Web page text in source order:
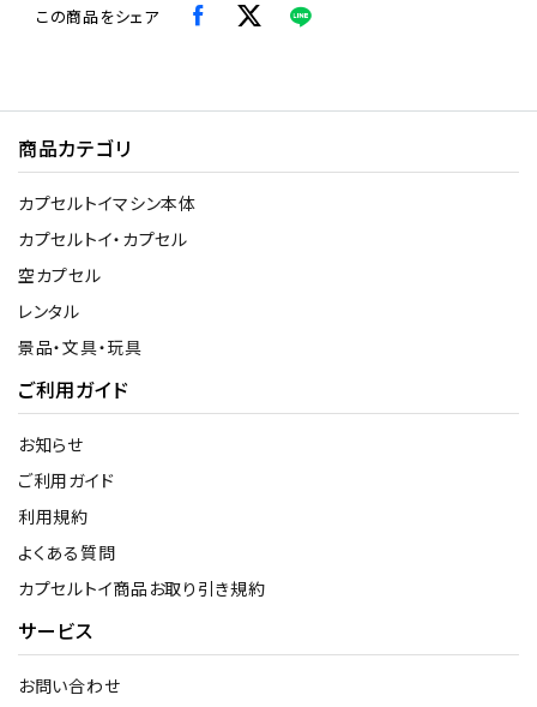
この商品をシェア
商品カテゴリ
カプセルトイマシン本体
カプセルトイ・カプセル
空カプセル
レンタル
景品・文具・玩具
ご利用ガイド
お知らせ
ご利用ガイド
利用規約
よくある質問
カプセルトイ商品お取り引き規約
サービス
お問い合わせ